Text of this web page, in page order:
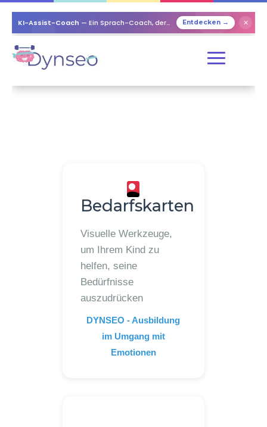
KI-Assist-Coach — Ein Sprach-Coach, der mit Ihren Lieben spielt Entdecken → ✕
Bedarfskarten
Visuelle Werkzeuge,
um Ihrem Kind zu
helfen, seine
Bedürfnisse
auszudrücken
DYNSEO - Ausbildung
im Umgang mit
Emotionen